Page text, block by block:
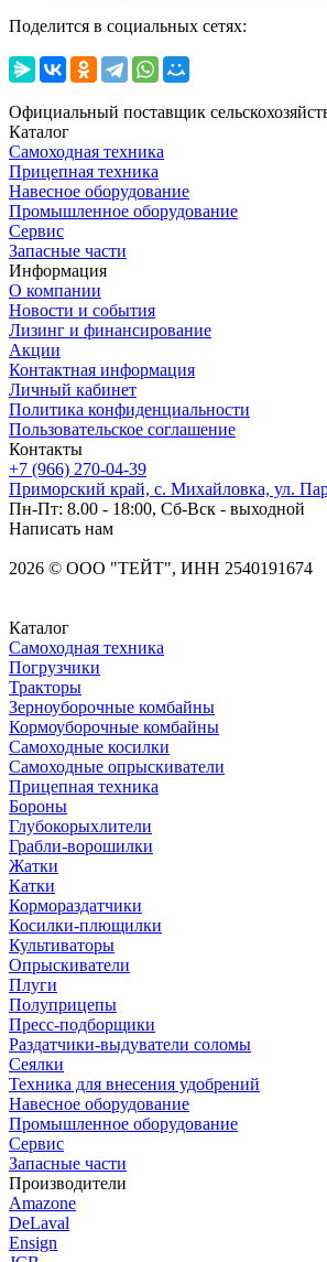
Поделится в социальных сетях:
Официальный поставщик
Каталог
Самоходная техника
Прицепная техника
Навесное оборудование
Промышленное оборудование
Сервис
Запасные части
Информация
О компании
Новости и события
Лизинг и финансирование
Акции
Контактная информация
Личный кабинет
Политика конфиденциальности
Пользовательское соглашение
Контакты
+7 (966) 270-04-39
Приморский край, с. Михайловка, ул.
Пн-Пт: 8.00 - 18:00, Сб-Вск - выходной
Написать нам
2026 © OOO "ТЕЙТ", ИНН 2540191674
Каталог
Самоходная техника
Погрузчики
Тракторы
Зерноуборочные комбайны
Кормоуборочные комбайны
Самоходные косилки
Самоходные опрыскиватели
Прицепная техника
Бороны
Глубокорыхлители
Грабли-ворошилки
Жатки
Катки
Кормораздатчики
Косилки-плющилки
Культиваторы
Опрыскиватели
Плуги
Полуприцепы
Пресс-подборщики
Раздатчики-выдуватели соломы
Сеялки
Техника для внесения удобрений
Навесное оборудование
Промышленное оборудование
Сервис
Запасные части
Производители
Amazone
DeLaval
Ensign